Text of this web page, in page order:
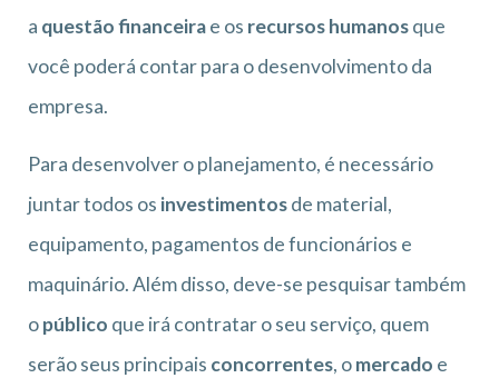
a questão financeirae os recursos humanosque
você poderá contar para o desenvolvimento da
empresa.
Para desenvolver o planejamento, é necessário
juntar todos os investimentosde material,
equipamento, pagamentos de funcionários e
maquinário. Além disso, deve-se pesquisar também
opúblico que irá contratar o seu serviço, quem
serão seus principais concorrentes, omercado e